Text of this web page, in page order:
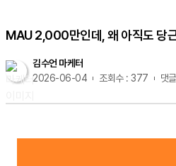
MAU 2,000만인데, 왜 아직도 당
김수언 마케터
2026-06-04
조회수 : 377 댓